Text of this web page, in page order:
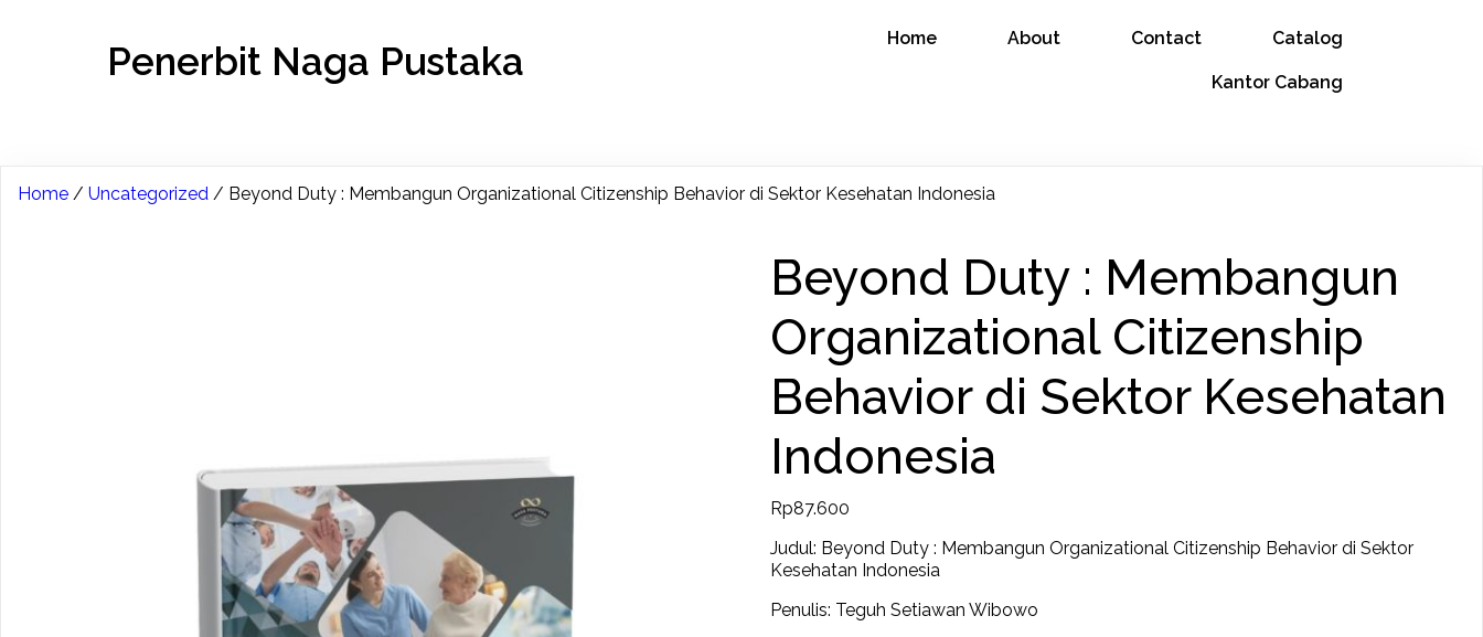
Penerbit Naga Pustaka Home About Contact Catalog
Kantor Cabang
Home / Uncategorized / Beyond Duty : Membangun Organizational Citizenship Behavior di Sektor Kesehatan Indonesia
Beyond Duty : Membangun
Organizational Citizenship
Behavior di Sektor Kesehatan
Indonesia
Rp87.600
Judul: Beyond Duty : Membangun Organizational Citizenship Behavior di Sektor
Kesehatan Indonesia
Penulis: Teguh Setiawan Wibowo